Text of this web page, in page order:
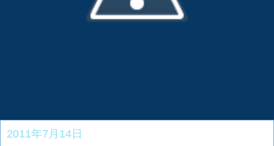
2011年7月14日